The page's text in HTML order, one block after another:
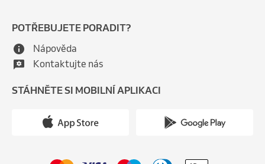
POTŘEBUJETE PORADIT?
Nápověda
Kontaktujte nás
STÁHNĚTE SI MOBILNÍ APLIKACI